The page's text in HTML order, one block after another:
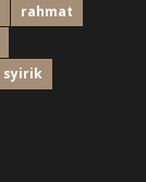
rahmat
syirik